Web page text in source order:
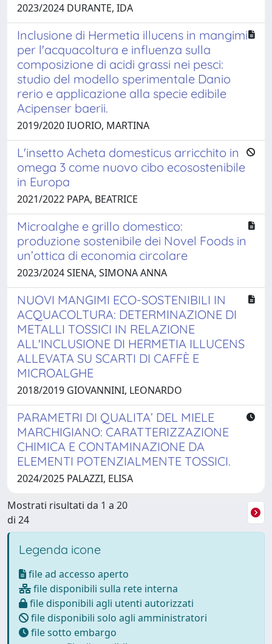
2023/2024 DURANTE, IDA
Inclusione di Hermetia illucens in mangimi
per l'acquacoltura e influenza sulla
composizione di acidi grassi nei pesci:
studio del modello sperimentale Danio
rerio e applicazione alla specie edibile
Acipenser baerii.
2019/2020 IUORIO, MARTINA
L'insetto Acheta domesticus arricchito in
omega 3 come nuovo cibo ecosostenibile
in Europa
2021/2022 PAPA, BEATRICE
Microalghe e grillo domestico:
produzione sostenibile dei Novel Foods in
un’ottica di economia circolare
2023/2024 SIENA, SIMONA ANNA
NUOVI MANGIMI ECO-SOSTENIBILI IN
ACQUACOLTURA: DETERMINAZIONE DI
METALLI TOSSICI IN RELAZIONE
ALL'INCLUSIONE DI HERMETIA ILLUCENS
ALLEVATA SU SCARTI DI CAFFÈ E
MICROALGHE
2018/2019 GIOVANNINI, LEONARDO
PARAMETRI DI QUALITA’ DEL MIELE
MARCHIGIANO: CARATTERIZZAZIONE
CHIMICA E CONTAMINAZIONE DA
ELEMENTI POTENZIALMENTE TOSSICI.
2024/2025 PALAZZI, ELISA
Mostrati risultati da 1 a 20
di 24
Legenda icone
file ad accesso aperto
file disponibili sulla rete interna
file disponibili agli utenti autorizzati
file disponibili solo agli amministratori
file sotto embargo